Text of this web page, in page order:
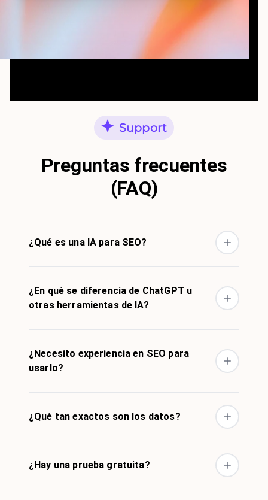
Support
Preguntas frecuentes
(FAQ)
¿Qué es una IA para SEO?
¿En qué se diferencia de ChatGPT u
otras herramientas de IA?
¿Necesito experiencia en SEO para
usarlo?
¿Qué tan exactos son los datos?
¿Hay una prueba gratuita?